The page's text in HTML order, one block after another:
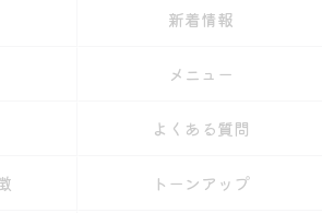
新着情報
メニュー
よくある質問
トーンアップ